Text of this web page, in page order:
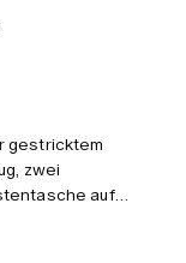
gestricktem
zwei
auf